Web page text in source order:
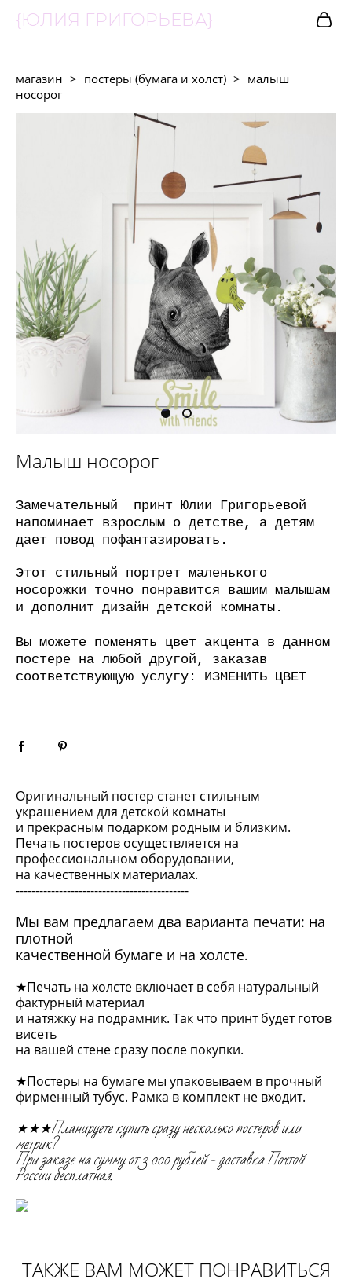
{ЮЛИЯ ГРИГОРЬЕВА}
магазин > постеры (бумага и холст) > малыш
носорог
Малыш носорог
Замечательный принт Юлии Григорьевой
напоминает взрослым о детстве, а детям
дает повод пофантазировать.
Этот стильный портрет маленького
носорожки точно понравится вашим малышам
и дополнит дизайн детской комнаты.
Вы можете поменять цвет акцента в данном
постере на любой другой, заказав
соответствующую услугу: ИЗМЕНИТЬ ЦВЕТ
Оригинальный постер станет стильным
украшением для детской комнаты
и прекрасным подарком родным и близким.
Печать постеров осуществляется на
профессиональном оборудовании,
на качественных материалах.
--------------------------------------------
Мы вам предлагаем два варианта печати: на
плотной
качественной бумаге и на холсте.
★Печать на холсте включает в себя натуральный
фактурный материал
и натяжку на подрамник. Так что принт будет готов
висеть
на вашей стене сразу после покупки.
★Постеры на бумаге мы упаковываем в прочный
фирменный тубус. Рамка в комплект не входит.
★★★Планируете купить сразу несколько постеров или
метрик?
При заказе на сумму от 3 000 рублей - доставка Почтой
России бесплатная.
ТАКЖЕ ВАМ МОЖЕТ ПОНРАВИТЬСЯ